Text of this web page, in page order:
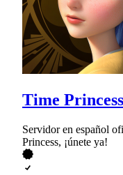
Time
Servidor en español
Princess, ¡únete ya!